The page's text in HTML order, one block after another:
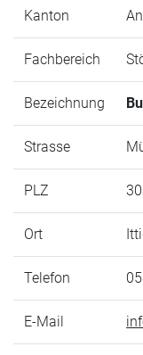
Kanton
Fachbereich
Bezeichnung
Strasse
PLZ
Ort
Telefon
E-Mail